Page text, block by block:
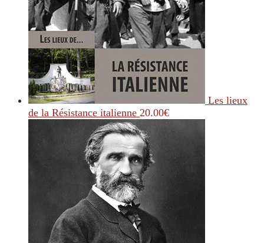
Les lieux
de la Résistance italienne 20.00€